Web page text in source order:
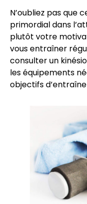
N’oubliez pas que
primordial dans
plutôt votre
vous entraîner
consulter un
les équipements
objectifs